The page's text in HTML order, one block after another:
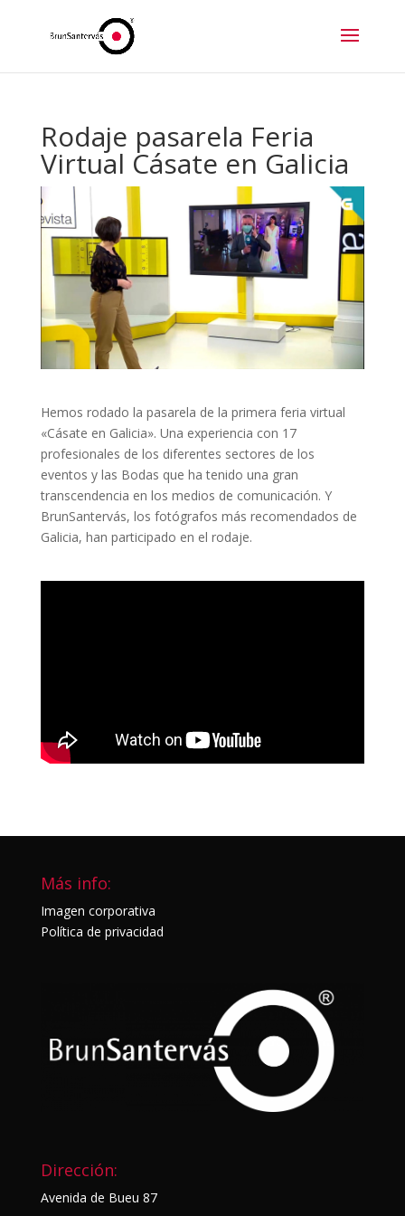
Rodaje pasarela Feria
Virtual Cásate en Galicia
Hemos rodado la pasarela de la primera feria virtual
«Cásate en Galicia». Una experiencia con 17
profesionales de los diferentes sectores de los
eventos y las Bodas que ha tenido una gran
transcendencia en los medios de comunicación. Y
BrunSantervás, los fotógrafos más recomendados de
Galicia, han participado en el rodaje.
Más info:
Imagen corporativa
Política de privacidad
Dirección:
Avenida de Bueu 87